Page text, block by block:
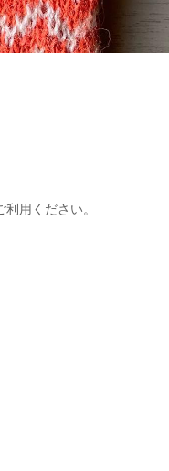
用ください。